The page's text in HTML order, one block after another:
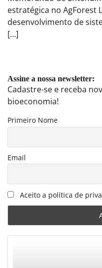
estratégica no AgForest
desenvolvimento de
[…]
Assine a nossa newsletter:
Cadastre-se e receba
bioeconomia!
Primeiro Nome
Email
Aceito a política de